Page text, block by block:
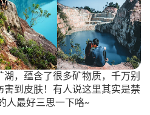
，蕴含了很多矿物质，千万别
到皮肤！有人说这里其实是禁
人最好三思一下咯~